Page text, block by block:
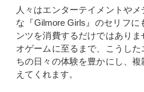
人々はエンターテイメントや
な『Gilmore Girls』のセリフ
ンツを消費するだけではあり
オゲームに至るまで、こうし
ちの日々の体験を豊かにし、
えてくれます。